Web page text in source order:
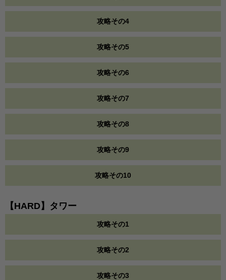
攻略その4
攻略その5
攻略その6
攻略その7
攻略その8
攻略その9
攻略その10
【HARD】タワー
攻略その1
攻略その2
攻略その3